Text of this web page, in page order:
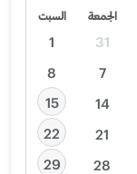
الجمعة السبت
31
1
7
8
14
15
21
22
28
29